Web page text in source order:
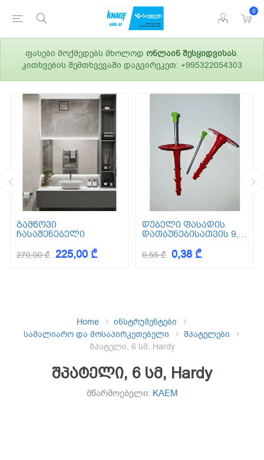
0
ფასები მოქმედებს მხოლოდ ონლაინ შესყიდვისას.
კითხვების შემთხვევაში დაგვირეკეთ: +995322054303
გამწოვი
ჩასაშენებელი
270,00 ₾ 225,00 ₾
დუბელი ფასადის
დათბუნებისათვის 9,5
0,55 ₾ 0,38 ₾
Home
ინსტრუმენტები
სამალიარო და მოსაპირკეთებელი
შპატელები
შპატელი, 6 სმ, Hardy
შპატელი, 6 სმ, Hardy
მწარმოებელი: KAEM